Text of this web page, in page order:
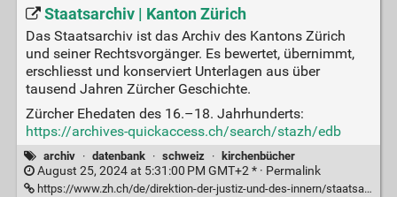
Staatsarchiv | Kanton Zürich
Das Staatsarchiv ist das Archiv des Kantons Zürich
und seiner Rechtsvorgänger. Es bewertet, übernimmt,
erschliesst und konserviert Unterlagen aus über
tausend Jahren Zürcher Geschichte.
Zürcher Ehedaten des 16.–18. Jahrhunderts:
https://archives-quickaccess.ch/search/stazh/edb
archiv · datenbank · schweiz · kirchenbücher
August 25, 2024 at 5:31:00 PM GMT+2 * · Permalink
https://www.zh.ch/de/direktion-der-justiz-und-des-innern/staatsarchiv.html